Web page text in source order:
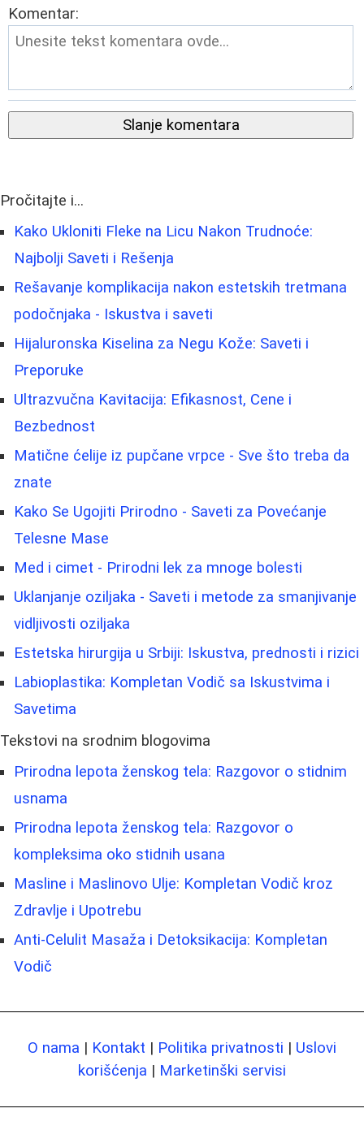
Komentar:
Slanje komentara
Pročitajte i...
Kako Ukloniti Fleke na Licu Nakon Trudnoće:
Najbolji Saveti i Rešenja
Rešavanje komplikacija nakon estetskih tretmana
podočnjaka - Iskustva i saveti
Hijaluronska Kiselina za Negu Kože: Saveti i
Preporuke
Ultrazvučna Kavitacija: Efikasnost, Cene i
Bezbednost
Matične ćelije iz pupčane vrpce - Sve što treba da
znate
Kako Se Ugojiti Prirodno - Saveti za Povećanje
Telesne Mase
Med i cimet - Prirodni lek za mnoge bolesti
Uklanjanje oziljaka - Saveti i metode za smanjivanje
vidljivosti oziljaka
Estetska hirurgija u Srbiji: Iskustva, prednosti i rizici
Labioplastika: Kompletan Vodič sa Iskustvima i
Savetima
Tekstovi na srodnim blogovima
Prirodna lepota ženskog tela: Razgovor o stidnim
usnama
Prirodna lepota ženskog tela: Razgovor o
kompleksima oko stidnih usana
Masline i Maslinovo Ulje: Kompletan Vodič kroz
Zdravlje i Upotrebu
Anti-Celulit Masaža i Detoksikacija: Kompletan
Vodič
O nama | Kontakt | Politika privatnosti | Uslovi
korišćenja | Marketinški servisi